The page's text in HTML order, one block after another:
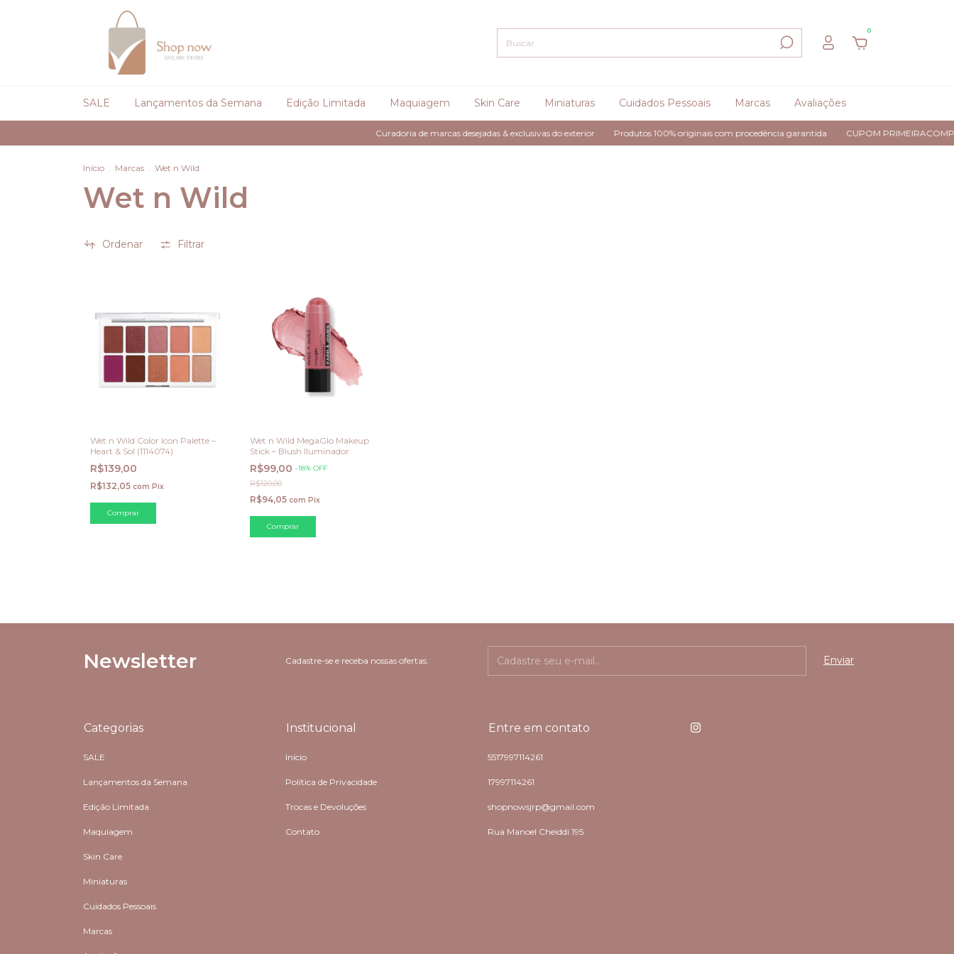
0
SALE Lançamentos da Semana Edição Limitada Maquiagem Skin Care Miniaturas Cuidados Pessoais Marcas Avaliações
Curadoria de marcas desejadas & exclusivas do exterior Produtos 100% originais com procedência garantida CUPOM
Início . Marcas . Wet n Wild
Wet n Wild
Ordenar Filtrar
Wet n Wild Color Icon Palette –
Heart & Sol (1114074)
R$139,00
R$132,05 com Pix
Wet n Wild MegaGlo Makeup
Stick – Blush Iluminador
R$99,00 -18% OFF
R$120,00
R$94,05 com Pix
Comprar
Newsletter Cadastre-se e receba nossas ofertas.
Categorias
SALE
Lançamentos da Semana
Edição Limitada
Maquiagem
Skin Care
Miniaturas
Cuidados Pessoais
Marcas
Institucional
Início
Política de Privacidade
Trocas e Devoluções
Contato
Entre em contato
5517997114261
17997114261
shopnowsjrp@gmail.com
Rua Manoel Cheiddi 195